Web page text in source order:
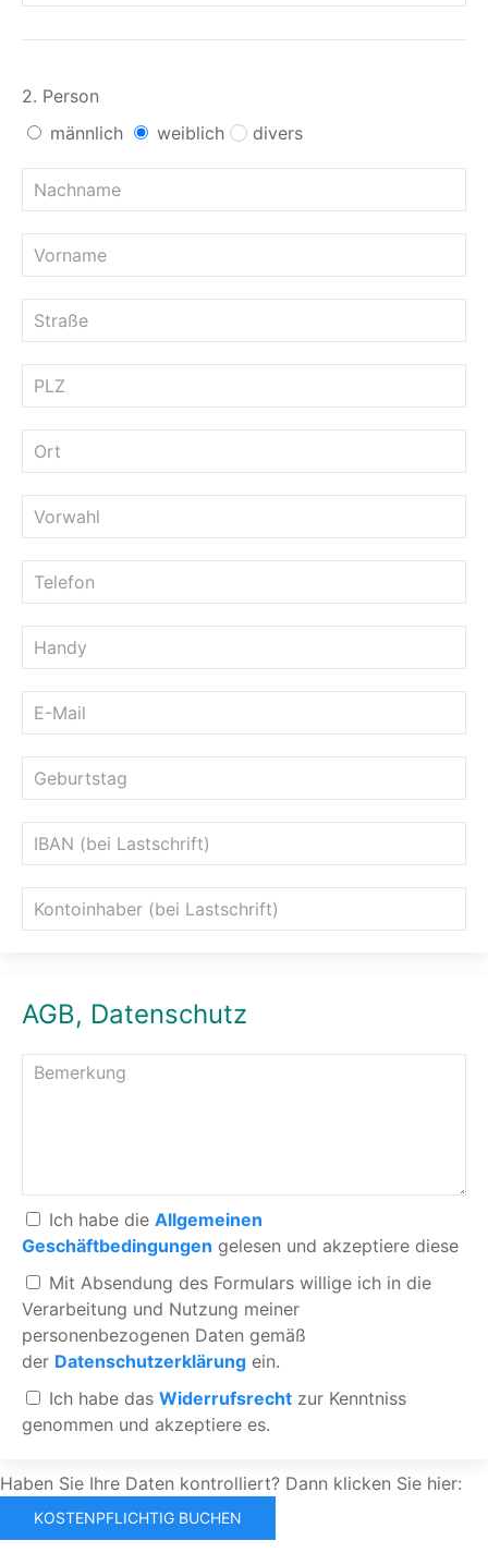
2. Person
männlich
weiblich divers
AGB, Datenschutz
Ich habe die Allgemeinen
Geschäftbedingungen gelesen und akzeptiere diese
Mit Absendung des Formulars willige ich in die
Verarbeitung und Nutzung meiner
personenbezogenen Daten gemäß
der Datenschutzerklärung ein.
Ich habe das Widerrufsrecht zur Kenntniss
genommen und akzeptiere es.
Haben Sie Ihre Daten kontrolliert? Dann klicken Sie hier: